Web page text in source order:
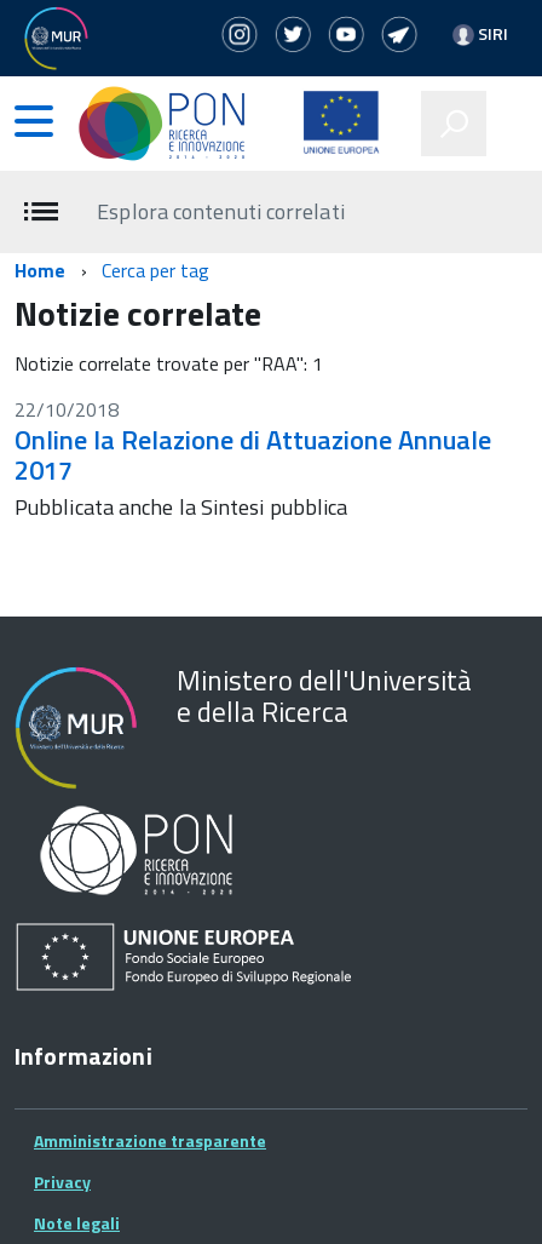
SIRI
Esplora contenuti correlati
Home Cerca per tag
Notizie correlate
Notizie correlate trovate per "RAA": 1
22/10/2018
Online la Relazione di Attuazione Annuale
2017
Pubblicata anche la Sintesi pubblica
Ministero dell'Università
e della Ricerca
Informazioni
Amministrazione trasparente
Privacy
Note legali